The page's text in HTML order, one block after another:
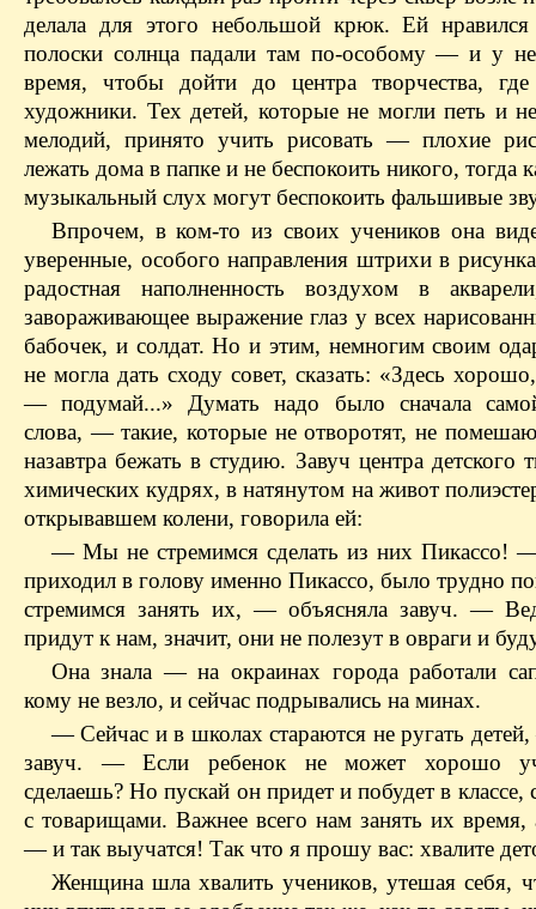
делала для этого небольшой крюк. Ей нравился
полоски солнца падали там по-особому — и у
время, чтобы дойти до центра творчества, где
художники. Тех детей, которые не могли петь и
мелодий, принято учить рисовать — плохие
лежать дома в папке и не беспокоить никого,
музыкальный слух могут беспокоить фальшивые
Впрочем, в ком-то из своих учеников она
уверенные, особого направления штрихи в
радостная наполненность воздухом в
завораживающее выражение глаз у всех
бабочек, и солдат. Но и этим, немногим своим
не могла дать сходу совет, сказать: «Здесь
— подумай...» Думать надо было сначала
слова, — такие, которые не отворотят, не
назавтра бежать в студию. Завуч центра детского
химических кудрях, в натянутом на живот
открывавшем колени, говорила ей:
— Мы не стремимся сделать из них Пикассо!
приходил в голову именно Пикассо, было трудно
стремимся занять их, — объясняла завуч. —
придут к нам, значит, они не полезут в овраги и
Она знала — на окраинах города работали
кому не везло, и сейчас подрывались на минах.
— Сейчас и в школах стараются не ругать
завуч. — Если ребенок не может хорошо
сделаешь? Но пускай он придет и побудет в классе,
с товарищами. Важнее всего нам занять их
— и так выучатся! Так что я прошу вас: хвалите
Женщина шла хвалить учеников, утешая себя,